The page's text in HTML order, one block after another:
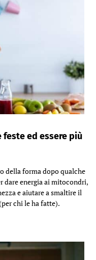
feste ed essere più
della forma dopo qualche
dare energia ai mitocondri,
e aiutare a smaltire il
chi le ha fatte).